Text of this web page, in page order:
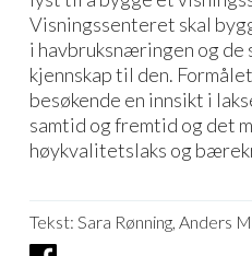
Visningssenteret skal
i havbruksnæringen og de
kjennskap til den.
besøkende en innsikt i
samtid og fremtid og det
høykvalitetslaks og
Tekst: Sara Rønning, Anders